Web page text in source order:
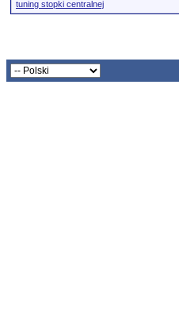
tuning stopki centralnej